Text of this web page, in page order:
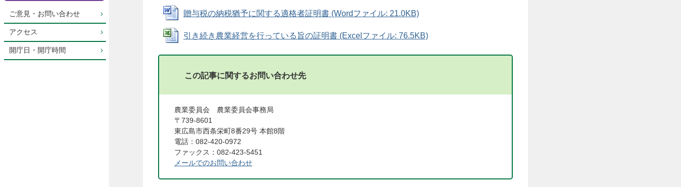
ご意見・お問い合わせ
アクセス
開庁日・開庁時間
贈与税の納税猶予に関する適格者証明書 (Wordファイル: 21.0KB)
引き続き農業経営を行っている旨の証明書 (Excelファイル: 76.5KB)
この記事に関するお問い合わせ先
農業委員会 農業委員会事務局
〒739-8601
東広島市西条栄町8番29号 本館8階
電話：082-420-0972
ファックス：082-423-5451
メールでのお問い合わせ